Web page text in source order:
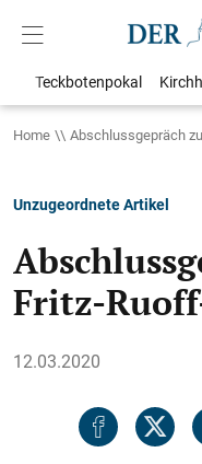
Teckbotenpokal
Home Abschlussgepräch
Unzugeordnete Artikel
Fritz-
12.03.2020